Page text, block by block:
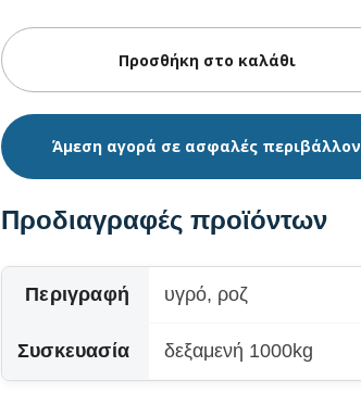
Άμεση αγορά σε ασφαλές περιβάλλον
Προδιαγραφές προϊόντων
Περιγραφή υγρό, ροζ
Συσκευασία δεξαμενή 1000kg